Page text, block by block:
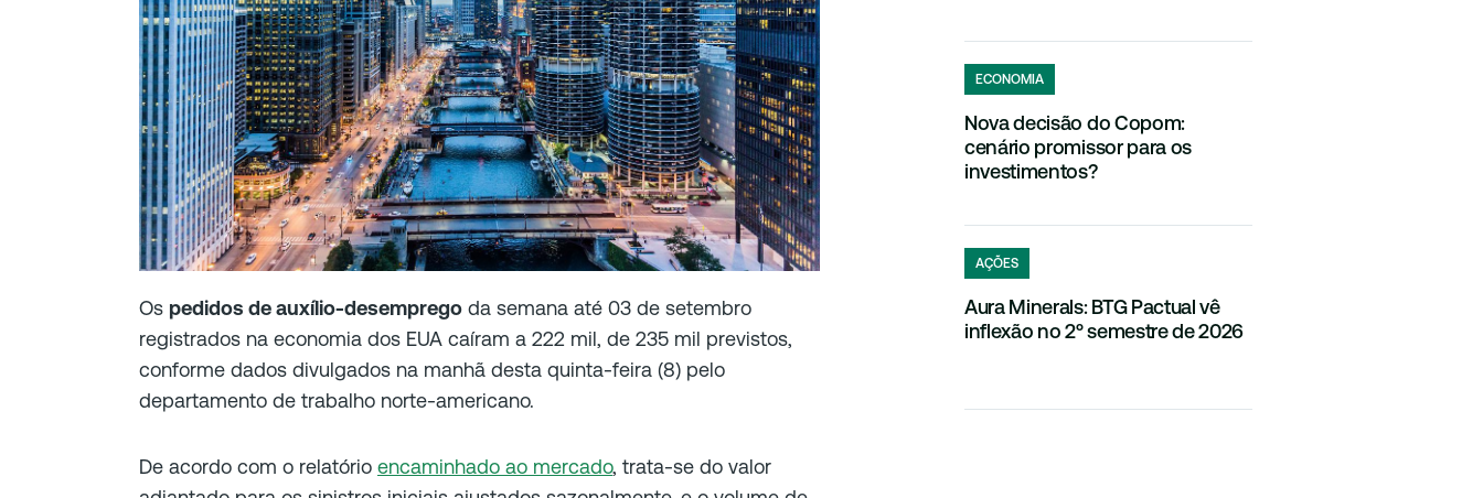
Os pedidos de auxílio-desemprego da semana até 03 de setembro
registrados na economia dos EUA caíram a 222 mil, de 235 mil previstos,
conforme dados divulgados na manhã desta quinta-feira (8) pelo
departamento de trabalho norte-americano.
De acordo com o relatório encaminhado ao mercado, trata-se do valor
ECONOMIA
Nova decisão do Copom:
cenário promissor para os
investimentos?
AÇÕES
Aura Minerals: BTG Pactual vê
inflexão no 2º semestre de 2026